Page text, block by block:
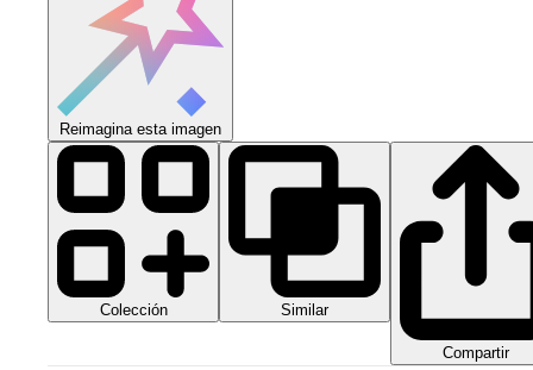
Reimagina esta imagen
Colección Similar
Compartir